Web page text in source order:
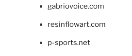
gabriovoice.com
resinflowart.com
p-sports.net